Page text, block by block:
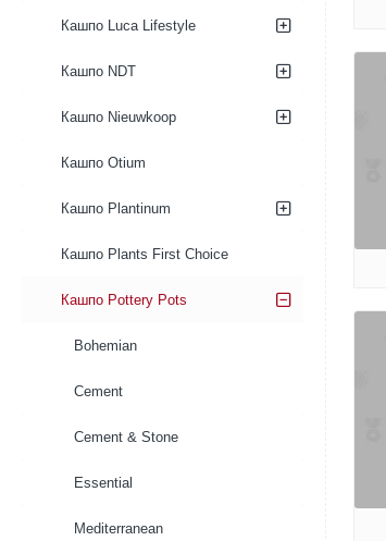
Кашпо Luca Lifestyle
Кашпо NDT
Кашпо Nieuwkoop
Кашпо Otium
Кашпо Plantinum
Кашпо Plants First Choice
Кашпо Pottery Pots
Bohemian
Cement
Cement & Stone
Essential
Mediterranean